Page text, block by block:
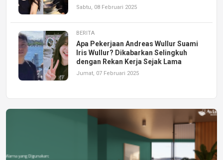
Sabtu, 08 Februari 2025
BERITA
Apa Pekerjaan Andreas Wullur Suami
Iris Wullur? Dikabarkan Selingkuh
dengan Rekan Kerja Sejak Lama
Jumat, 07 Februari 2025